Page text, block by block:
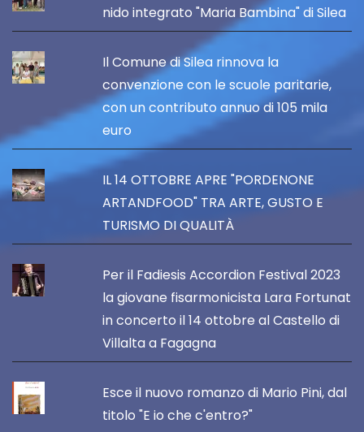
nido integrato "Maria Bambina" di Silea
Il Comune di Silea rinnova la
convenzione con le scuole paritarie,
con un contributo annuo di 105 mila
euro
IL 14 OTTOBRE APRE "PORDENONE
ARTANDFOOD" TRA ARTE, GUSTO E
TURISMO DI QUALITÀ
Per il Fadiesis Accordion Festival 2023
la giovane fisarmonicista Lara Fortunat
in concerto il 14 ottobre al Castello di
Villalta a Fagagna
Esce il nuovo romanzo di Mario Pini, dal
titolo "E io che c'entro?"